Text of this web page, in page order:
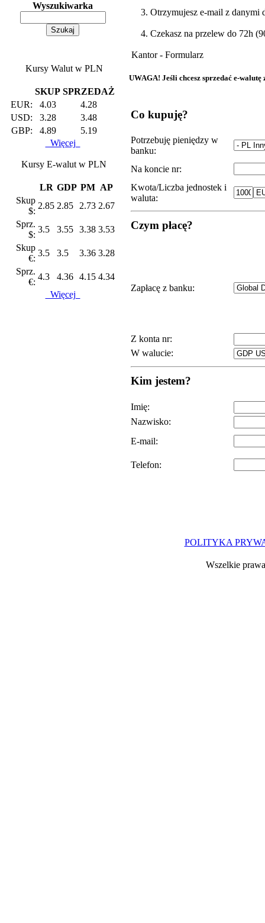
Wyszukiwarka
Kursy Walut w PLN
SKUP SPRZEDAŻ
EUR:
4.03
4.28
USD:
3.28
3.48
GBP:
4.89
5.19
Więcej
Kursy E-walut w PLN
LR GDP PM AP
Skup
$:
2.85 2.85 2.73 2.67
Sprz.
$:
3.5 3.55 3.38 3.53
Skup
€:
3.5 3.5 3.36 3.28
Sprz.
€:
4.3 4.36 4.15 4.34
Więcej
3. Otrzymujesz e-mail z danymi
4. Czekasz na przelew do 72h
Kantor - Formularz
UWAGA! Jeśli chcesz sprzedać e-
Co kupuję?
Potrzebuję pieniędzy w
banku:
Na koncie nr:
Kwota/Liczba jednostek i
waluta:
Czym płacę?
Zapłacę z banku:
Z konta nr:
W walucie:
Kim jestem?
Imię:
Nazwisko:
E-mail:
Telefon:
POLITYKA
Wszelkie